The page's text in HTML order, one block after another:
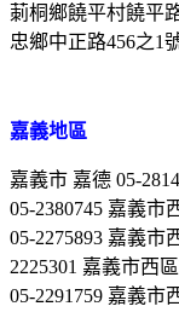
莿桐鄉饒平村饒平
忠鄉中正路456之1
嘉義地區
嘉義市 嘉德 05-
05-2380745 嘉義市
05-2275893 嘉義市
2225301 嘉義市西
05-2291759 嘉義市